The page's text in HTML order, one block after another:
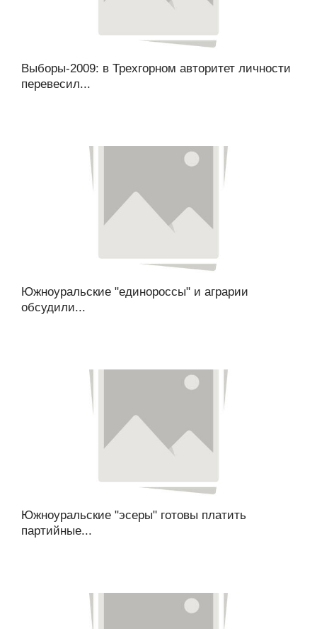
Выборы-2009: в Трехгорном авторитет личности
перевесил...
Южноуральские "единороссы" и аграрии
обсудили...
Южноуральские "эсеры" готовы платить
партийные...